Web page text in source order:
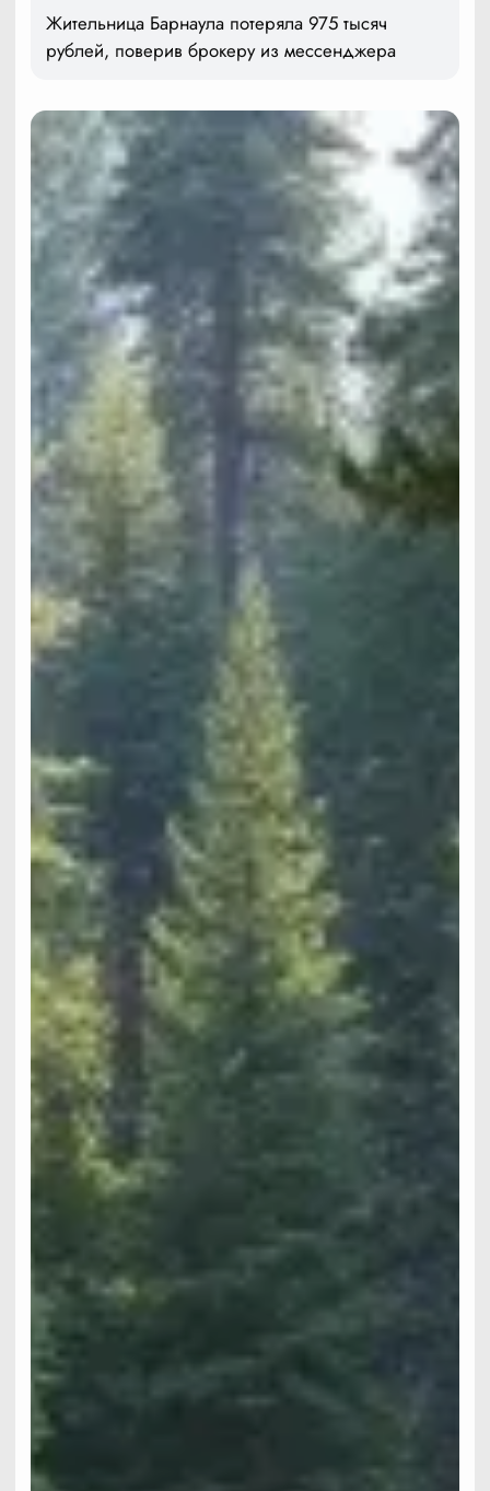
Жительница Барнаула потеряла 975 тысяч
рублей, поверив брокеру из мессенджера